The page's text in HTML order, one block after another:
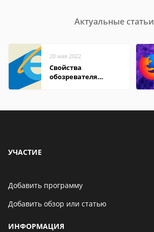
Актуальные статьи
20 мая 2022
Свойства
обозревателя
УЧАСТИЕ
Добавить программу
Добавить обзор или статью
ИНФОРМАЦИЯ